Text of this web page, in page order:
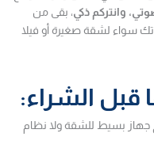
وانتركم ذكي، بقى من
سواء لشقة صغيرة أو فيلا
قبل الشراء:
جهاز بسيط للشقة ولا نظام